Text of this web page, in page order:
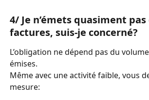
4/ Je n’émets quasiment pas
factures, suis-je concerné?
L’obligation ne dépend pas du
émises.
Même avec une activité faible, vous
mesure: